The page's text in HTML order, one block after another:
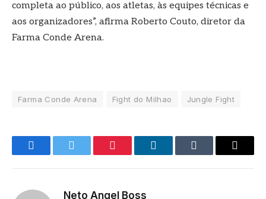
completa ao público, aos atletas, às equipes técnicas e
aos organizadores”, afirma Roberto Couto, diretor da
Farma Conde Arena.
Farma Conde Arena Fight do Milhao Jungle Fight
FacebookTwitter Pinterest LinkedInTumblr
E-
Neto Angel Boss